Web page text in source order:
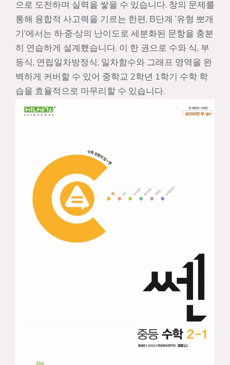
으로 도전하며 실력을 쌓을 수 있습니다. 창의 문제를
통해 융합적 사고력을 기르는 한편, B단계 ‘유형 뽀개
기’에서는 하·중·상의 난이도로 세분화된 문항을 충분
히 연습하게 설계했습니다. 이 한 권으로 수와 식, 부
등식, 연립일차방정식, 일차함수와 그래프 영역을 완
벽하게 커버할 수 있어 중학교 2학년 1학기 수학 학
습을 효율적으로 마무리할 수 있습니다.